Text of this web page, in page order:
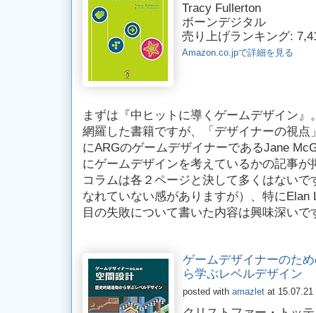
Tracy Fullerton
ボーンデジタル
売り上げランキング:
Amazon.co.jpで詳細を見る
まずは『中ヒットに導くゲームデザイン
網羅した書籍ですが、「デザイナーの視
にARGのゲームデザイナーであるJane
にゲームデザインを考えているかの記事が
コラムは各２ページと決して多くはない
なれていない感がありますが）、特にElan
目の失敗について書いた内容は興味深いで
ゲームデザイナーのた
ら学ぶレベルデザイン
posted with amazlet at 15.07.21